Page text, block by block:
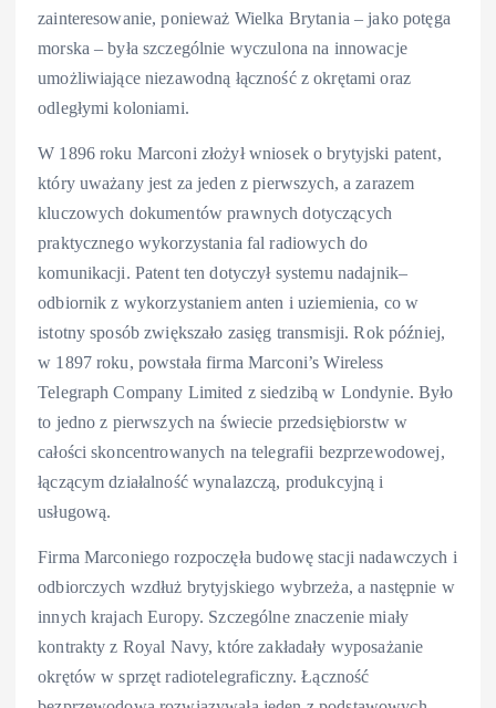
zainteresowanie, ponieważ Wielka Brytania – jako potęga
morska – była szczególnie wyczulona na innowacje
umożliwiające niezawodną łączność z okrętami oraz
odległymi koloniami.
W 1896 roku Marconi złożył wniosek o brytyjski patent,
który uważany jest za jeden z pierwszych, a zarazem
kluczowych dokumentów prawnych dotyczących
praktycznego wykorzystania fal radiowych do
komunikacji. Patent ten dotyczył systemu nadajnik–
odbiornik z wykorzystaniem anten i uziemienia, co w
istotny sposób zwiększało zasięg transmisji. Rok później,
w 1897 roku, powstała firma Marconi’s Wireless
Telegraph Company Limited z siedzibą w Londynie. Było
to jedno z pierwszych na świecie przedsiębiorstw w
całości skoncentrowanych na telegrafii bezprzewodowej,
łączącym działalność wynalazczą, produkcyjną i
usługową.
Firma Marconiego rozpoczęła budowę stacji nadawczych i
odbiorczych wzdłuż brytyjskiego wybrzeża, a następnie w
innych krajach Europy. Szczególne znaczenie miały
kontrakty z Royal Navy, które zakładały wyposażanie
okrętów w sprzęt radiotelegraficzny. Łączność